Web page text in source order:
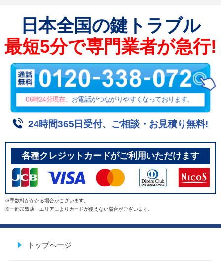
日本全国の鍵トラブル
最短5分で専門業者が急行!
06時24分現在、 お電話がつながりやすくなっております。
24時間365日受付、ご相談・お見積り無料!
各種クレジットカードがご利用いただけます
※手数料がかかる場合がございます。
※一部加盟店・エリアによりカードが使えない場合がございます。
トップページ